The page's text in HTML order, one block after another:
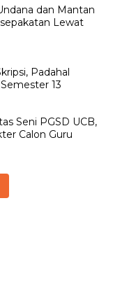
dan Mantan
Lewat
Padahal
13
Seni PGSD UCB,
Calon Guru